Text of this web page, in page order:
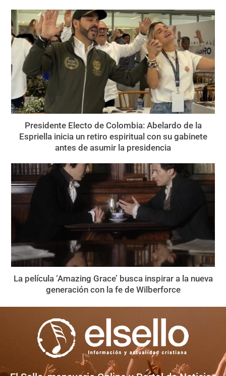
Presidente Electo de Colombia: Abelardo de la
Espriella inicia un retiro espiritual con su gabinete
antes de asumir la presidencia
La película ‘Amazing Grace’ busca inspirar a la nueva
generación con la fe de Wilberforce